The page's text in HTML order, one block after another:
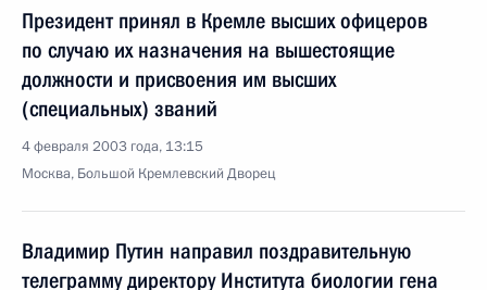
Президент принял в Кремле высших офицеров
по случаю их назначения на вышестоящие
должности и присвоения им высших
(специальных) званий
4 февраля 2003 года, 13:15
Москва, Большой Кремлевский Дворец
Владимир Путин направил поздравительную
телеграмму директору Института биологии гена